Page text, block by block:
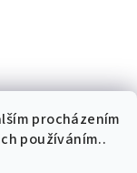
procházením
používáním..